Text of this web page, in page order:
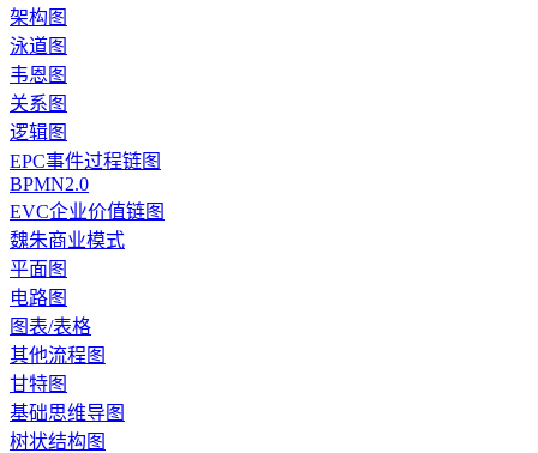
架构图
泳道图
韦恩图
关系图
逻辑图
EPC事件过程链图
BPMN2.0
EVC企业价值链图
魏朱商业模式
平面图
电路图
图表/表格
其他流程图
甘特图
基础思维导图
树状结构图